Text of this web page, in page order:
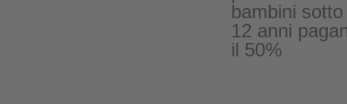
bambini sotto
12 anni
il 50%